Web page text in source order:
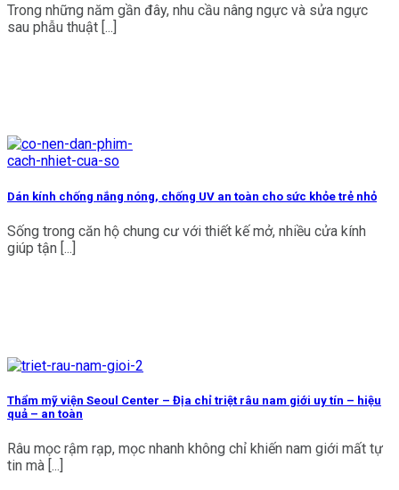
Trong những năm gần đây, nhu cầu nâng ngực và sửa ngực
sau phẫu thuật [...]
Dán kính chống nắng nóng, chống UV an toàn cho sức khỏe trẻ nhỏ
Sống trong căn hộ chung cư với thiết kế mở, nhiều cửa kính
giúp tận [...]
Thẩm mỹ viện Seoul Center – Địa chỉ triệt râu nam giới uy tín – hiệu
quả – an toàn
Râu mọc rậm rạp, mọc nhanh không chỉ khiến nam giới mất tự
tin mà [...]